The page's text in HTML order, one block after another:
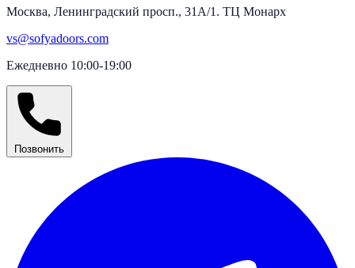
Москва, Ленинградский просп., 31А/1. ТЦ Монарх
vs@sofyadoors.com
Ежедневно 10:00-19:00
Позвонить